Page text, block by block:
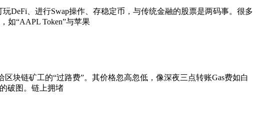
DeFi、进行Swap操作、存稳定币，与传统金融的股票是两码事。很多
如“AAPL Token”与苹果
块链矿工的“过路费”。其价格忽高忽低，像深夜三点转账Gas费如白
破图。链上拥堵